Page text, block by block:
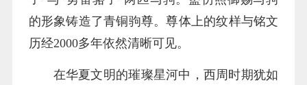
的形象铸造了青铜驹尊。尊体上的纹样与铭文
历经2000多年依然清晰可见。
在华夏文明的璀璨星河中，西周时期犹如